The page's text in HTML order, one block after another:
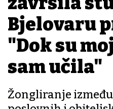
Bjelovaru
"Dok su
sam učila"
Žongliranje